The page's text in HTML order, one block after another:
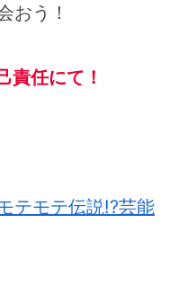
おう！
責任にて！
テモテ伝説!?芸能